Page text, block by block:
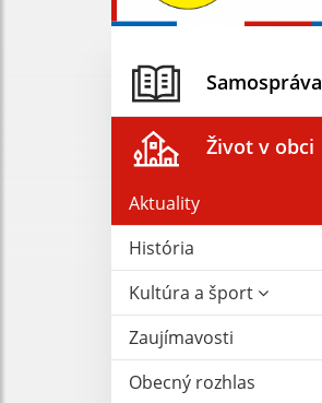
Samospráva
Život v obci
Aktuality
História
Kultúra a šport
Zaujímavosti
Obecný rozhlas